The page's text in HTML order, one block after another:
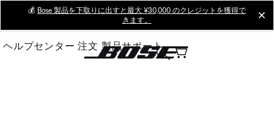
Main
💰 Bose 製品を下取りに出すと最大 ¥30,000 のクレジットを獲得で
きます。
ヘルプセンター 注文 製品サポート